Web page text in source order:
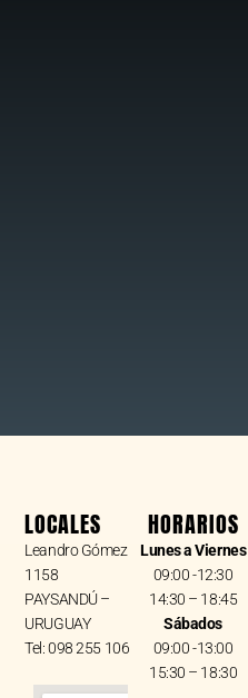
LOCALES
Leandro Gómez
1158
PAYSANDÚ –
URUGUAY
Tel: 098 255 106
HORARIOS
Lunes a Viernes
09:00 -12:30
14:30 – 18:45
Sábados
09:00 -13:00
15:30 – 18:30